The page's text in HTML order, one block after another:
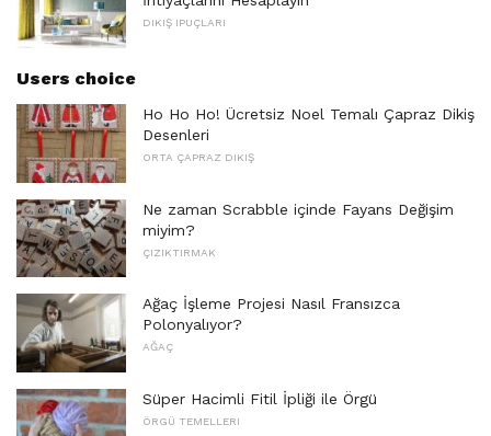
DIKIŞ IPUÇLARI
Users choice
Ho Ho Ho! Ücretsiz Noel Temalı Çapraz Dikiş
Desenleri
ORTA ÇAPRAZ DIKIŞ
Ne zaman Scrabble içinde Fayans Değişim
miyim?
ÇIZIKTIRMAK
Ağaç İşleme Projesi Nasıl Fransızca
Polonyalıyor?
AĞAÇ
Süper Hacimli Fitil İpliği ile Örgü
ÖRGÜ TEMELLERI